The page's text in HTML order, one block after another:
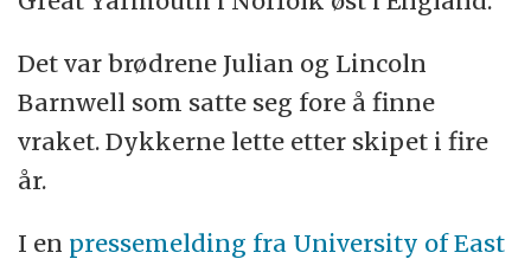
Det var brødrene Julian og Lincoln
Barnwell som satte seg fore å finne
vraket. Dykkerne lette etter skipet i fire
år.
I en pressemelding fra University of East